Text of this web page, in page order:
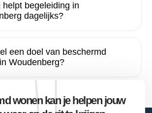
helpt begeleiding in
dagelijks?
een doel van beschermd
Woudenberg?
wonen kan je helpen jouw